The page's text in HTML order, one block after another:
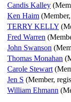
Candis Kalley
Ken Haim
TERRY KELLY
Fred Warren
John Swanson
Thomas Monahan
Carole Stewart
Jen S (Member,
William Ehmann